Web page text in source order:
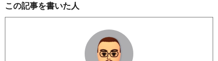
この記事を書いた人